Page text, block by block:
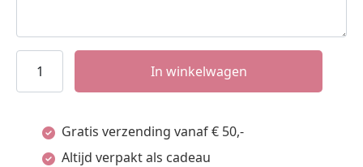
Names4ever
Ronde
Hanger
In winkelwagen
Gratis verzending vanaf € 50,-
Altijd verpakt als cadeau